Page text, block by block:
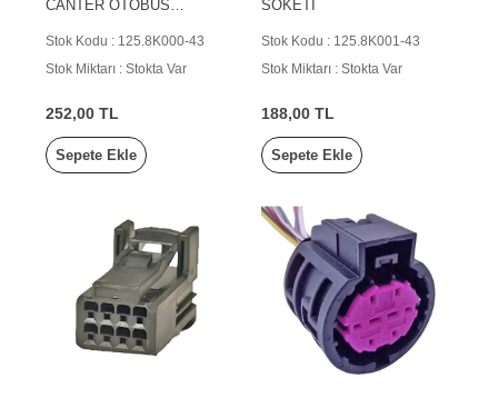
CANTER OTOBUS
Stok Kodu : 125.8K000-43
Stok Miktarı : Stokta Var
252,00 TL
Sepete Ekle
SOKETİ
Stok Kodu : 125.8K001-43
Stok Miktarı : Stokta Var
188,00 TL
Sepete Ekle